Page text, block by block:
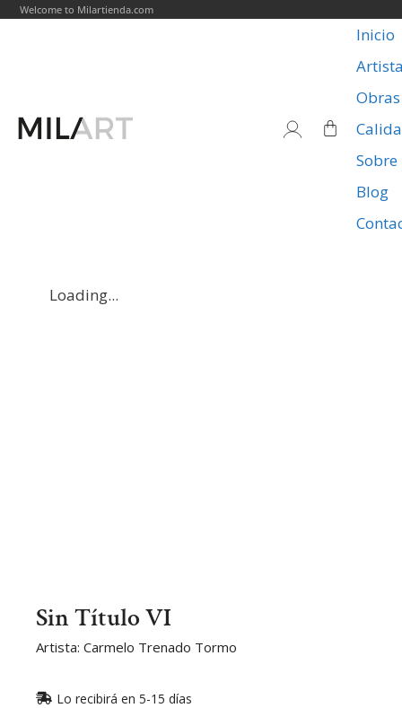
Welcome to Milartienda.com
Inicio
Obras
Blog
Loading...
Sin Título VI
Artista: Carmelo Trenado Tormo
Lo recibirá en 5-15 días